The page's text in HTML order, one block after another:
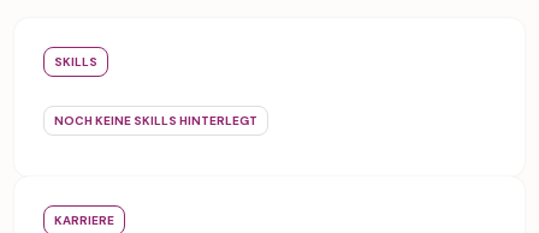
SKILLS
NOCH KEINE SKILLS HINTERLEGT
KARRIERE